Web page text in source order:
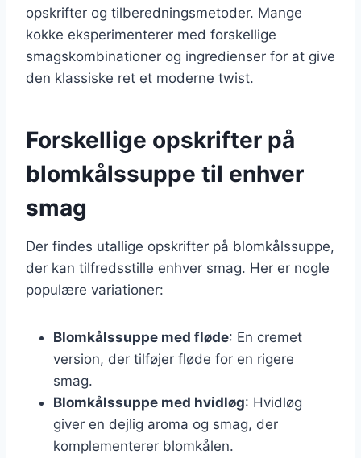
opskrifter og tilberedningsmetoder. Mange
kokke eksperimenterer med forskellige
smagskombinationer og ingredienser for at give
den klassiske ret et moderne twist.
Forskellige opskrifter på
blomkålssuppe til enhver
smag
Der findes utallige opskrifter på blomkålssuppe,
der kan tilfredsstille enhver smag. Her er nogle
populære variationer:
Blomkålssuppe med fløde: En cremet
version, der tilføjer fløde for en rigere
smag.
Blomkålssuppe med hvidløg: Hvidløg
giver en dejlig aroma og smag, der
komplementerer blomkålen.